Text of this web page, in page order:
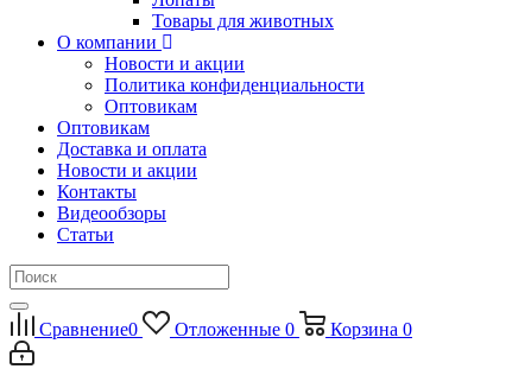
Товары для животных
О компании
Новости и акции
Политика конфиденциальности
Оптовикам
Оптовикам
Доставка и оплата
Новости и акции
Контакты
Видеообзоры
Статьи
Сравнение0 Отложенные 0 Корзина 0